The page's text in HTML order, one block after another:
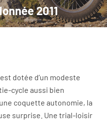
2011
est dotée d’un modeste
cycle aussi bien
coquette autonomie, la
surprise. Une trial-loisir